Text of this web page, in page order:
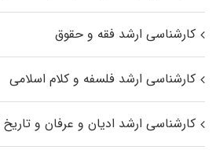
کارشناسی ارشد فقه و حقوق
کارشناسی ارشد فلسفه و کلام اسلامی
کارشناسی ارشد ادیان و عرفان و